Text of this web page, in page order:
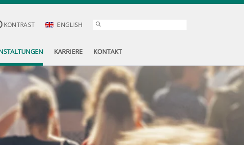
KONTRAST ENGLISH
KARRIERE KONTAKT